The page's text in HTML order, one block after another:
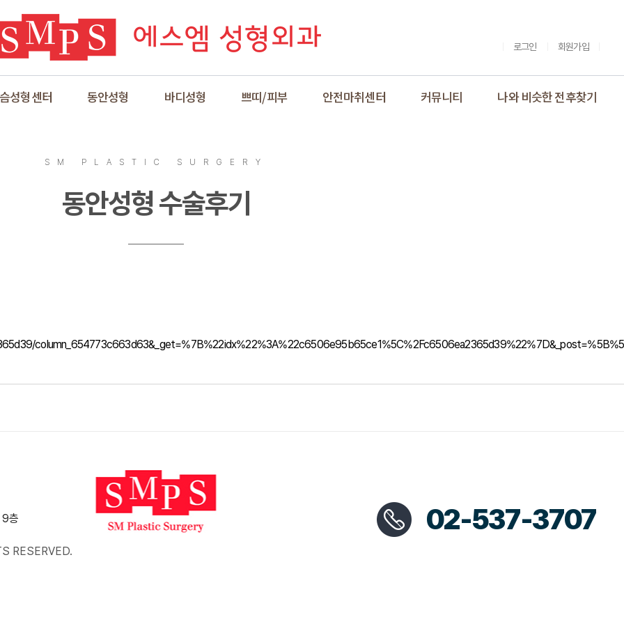
성형센터 동안성형 바디성형 쁘띠/피부 안전마취센터 커뮤니티 나와 비슷한 전후찾기
로그인 회원가입
SM PLASTIC SURGERY
동안성형 수술후기
02-537-3707
층
RESERVED.